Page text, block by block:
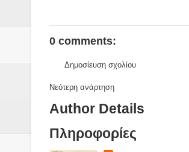
0 comments:
Δημοσίευση σχολίου
Νεότερη ανάρτηση
Author Details
Πληροφορίες